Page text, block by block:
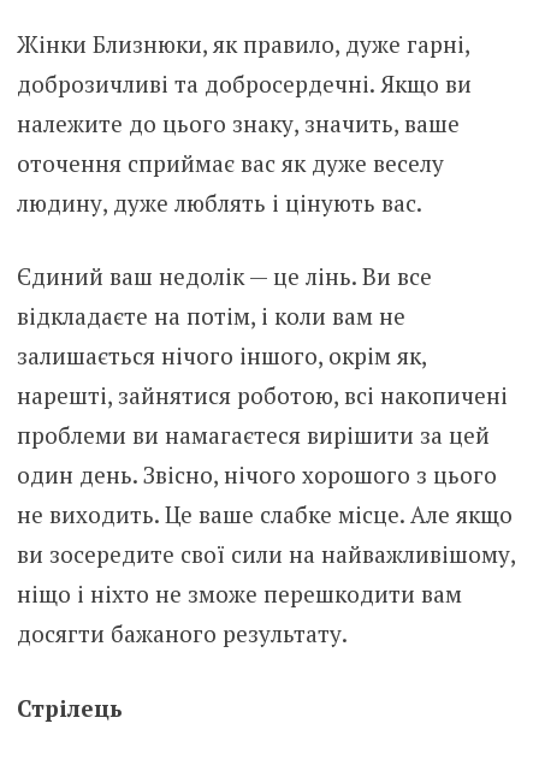
Жінки Близнюки, як правило, дуже гарні,
доброзичливі та добросердечні. Якщо ви
належите до цього знаку, значить, ваше
оточення сприймає вас як дуже веселу
людину, дуже люблять і цінують вас.
Єдиний ваш недолік — це лінь. Ви все
відкладаєте на потім, і коли вам не
залишається нічого іншого, окрім як,
нарешті, зайнятися роботою, всі накопичені
проблеми ви намагаєтеся вирішити за цей
один день. Звісно, нічого хорошого з цього
не виходить. Це ваше слабке місце. Але якщо
ви зосередите свої сили на найважливішому,
ніщо і ніхто не зможе перешкодити вам
досягти бажаного результату.
Стрілець